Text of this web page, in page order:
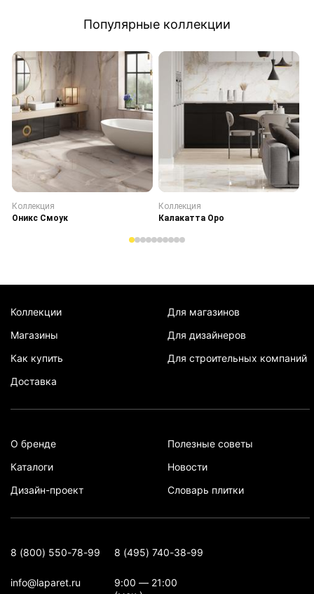
Популярные коллекции
Коллекция
Оникс Смоук
Коллекция
Калакатта Оро
Коллекции
Магазины
Как купить
Доставка
Для магазинов
Для дизайнеров
Для строительных компаний
О бренде
Каталоги
Дизайн-проект
Полезные советы
Новости
Словарь плитки
8 (800) 550-78-99 8 (495) 740-38-99
info@laparet.ru
9:00 — 21:00